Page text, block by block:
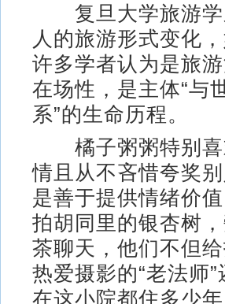
复旦大学旅游学
人的旅游形式变化
许多学者认为是旅
在场性，是主体“与
系”的生命历程。
橘子粥粥特别喜
情且从不吝惜夸奖
是善于提供情绪价
拍胡同里的银杏树
茶聊天，他们不但
热爱摄影的“老法师
在这小院都住多少